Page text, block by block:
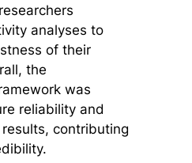
analyses to
of their
the
was
reliability and
contributing